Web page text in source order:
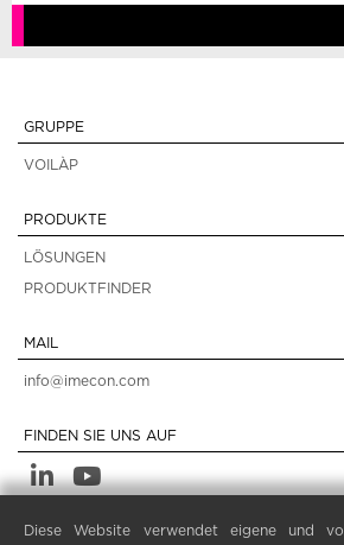
GRUPPE
VOILÀP
PRODUKTE
LÖSUNGEN
PRODUKTFINDER
MAIL
info@imecon.com
FINDEN SIE UNS AUF
LEGALE
Diese Website verwendet eigene und